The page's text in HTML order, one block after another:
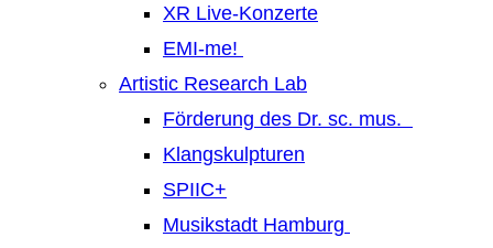
XR Live-Konzerte
EMI-me!
Artistic Research Lab
Förderung des Dr. sc. mus.
Klangskulpturen
SPIIC+
Musikstadt Hamburg